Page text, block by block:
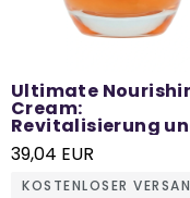
Ultimate
Cream:
Revitalisierung
Pflege für die Haut
30 ML
39,04 EUR
KOSTENLOSER